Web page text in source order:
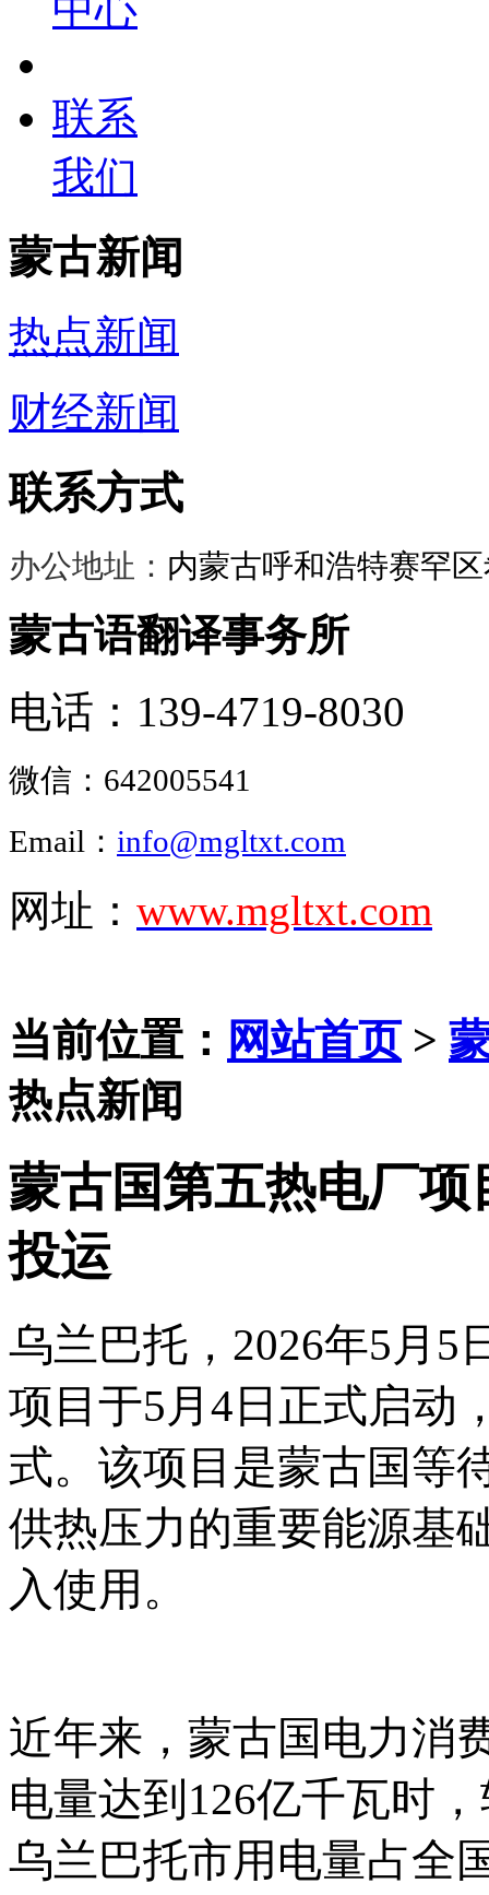
联系
我们
蒙古新闻
热点新闻
财经新闻
联系方式
办公地址： 内蒙古呼和浩特赛罕
蒙古语翻译事务所
电话：139-4719-8030
微信： 642005541
Email： info@mgltxt.com
网址： www.mgltxt.com
当前位置： 网站首页>
热点新闻
蒙古国第五热电厂项
投运
乌兰巴托， 2026年5月
项目于5月4日正式启动
式。该项目是蒙古国等
供热压力的重要能源基
入使用。
近年来，蒙古国电力消
电量达到126亿千瓦时
乌兰巴托市用电量占全